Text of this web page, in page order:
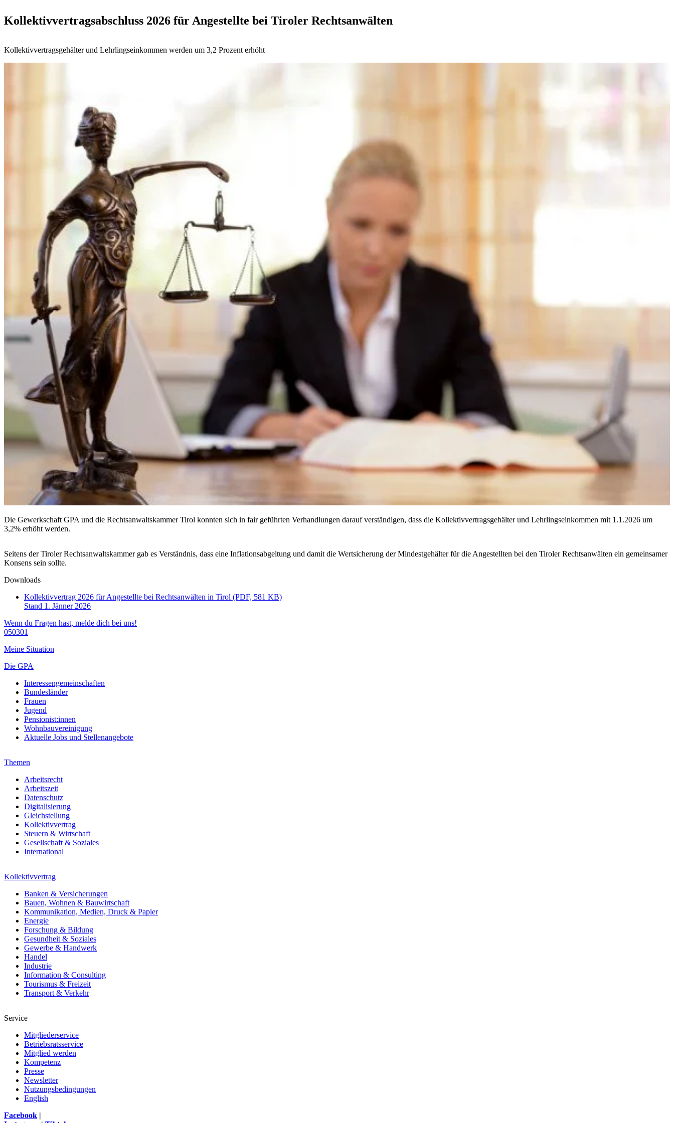
Kollektivvertragsabschluss 2026 für Angestellte bei Tiroler Rechtsanwälten
Kollektivvertragsgehälter und Lehrlingseinkommen werden um 3,2 Prozent erhöht
Die Gewerkschaft GPA und die Rechtsanwaltskammer Tirol konnten sich in fair geführten Verhandlungen darauf verständigen, dass die Kollektivvertragsgehälter und Lehrlingseinkommen mit 1.1.2026 um
3,2% erhöht werden.
Seitens der Tiroler Rechtsanwaltskammer gab es Verständnis, dass eine Inflationsabgeltung und damit die Wertsicherung der Mindestgehälter für die Angestellten bei den Tiroler Rechtsanwälten ein gemeinsamer
Konsens sein sollte.
Downloads
Kollektivvertrag 2026 für Angestellte bei Rechtsanwälten in Tirol (PDF, 581 KB)
Stand 1. Jänner 2026
Wenn du Fragen hast, melde dich bei uns!
050301
Meine Situation
Die GPA
Interessengemeinschaften
Bundesländer
Frauen
Jugend
Pensionist:innen
Wohnbauvereinigung
Aktuelle Jobs und Stellenangebote
Themen
Arbeitsrecht
Arbeitszeit
Datenschutz
Digitalisierung
Gleichstellung
Kollektivvertrag
Steuern & Wirtschaft
Gesellschaft & Soziales
International
Kollektivvertrag
Banken & Versicherungen
Bauen, Wohnen & Bauwirtschaft
Kommunikation, Medien, Druck & Papier
Energie
Forschung & Bildung
Gesundheit & Soziales
Gewerbe & Handwerk
Handel
Industrie
Information & Consulting
Tourismus & Freizeit
Transport & Verkehr
Service
Mitgliederservice
Betriebsratsservice
Mitglied werden
Kompetenz
Presse
Newsletter
Nutzungsbedingungen
English
Facebook |